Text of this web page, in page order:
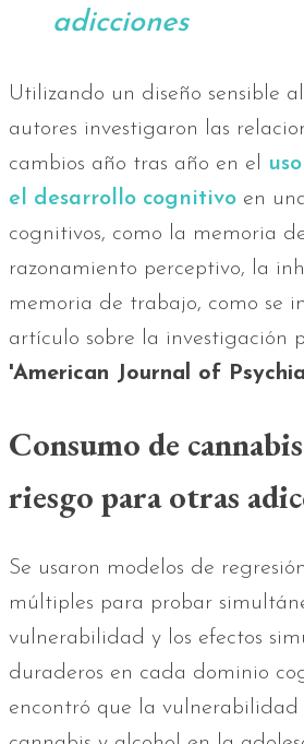
adicciones
Utilizando un diseño sensible
autores investigaron las
cambios año tras año en el
el desarrollo cognitivo en
cognitivos, como la memoria
razonamiento perceptivo, la
memoria de trabajo, como se
artículo sobre la investigación
'American Journal of
Consumo de
riesgo para otras
Se usaron modelos de
múltiples para probar
vulnerabilidad y los efectos
duraderos en cada dominio
encontró que la vulnerabilidad